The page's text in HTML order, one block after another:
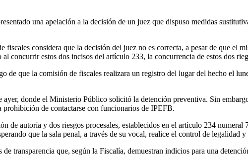
una apelación a la decisión de un juez que dispuso medidas
considera que la decisión del juez no es correcta, a pesar de que el
concurrir estos dos incisos del artículo 233, la concurrencia de estos dos
de que la comisión de fiscales realizara un registro del lugar del hecho el
ayer, donde el Ministerio Público solicitó la detención preventiva. Sin
de contactarse con funcionarios de IPEFB.
de autoría y dos riesgos procesales, establecidos en el artículo 234
que la sala penal, a través de su vocal, realice el control de legalidad
transparencia que, según la Fiscalía, demuestran indicios para una